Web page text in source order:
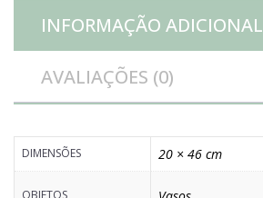
INFORMAÇÃO ADICIONAL
AVALIAÇÕES (0)
DIMENSÕES 20 × 46 cm
OBJETOS